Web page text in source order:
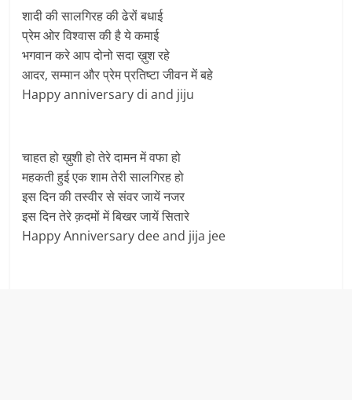
शादी की सालगिरह की ढेरों बधाई
प्रेम ओर विश्वास की है ये कमाई
भगवान करे आप दोनो सदा ख़ुश रहे
आदर, सम्मान और प्रेम प्रतिष्टा जीवन में बहे
Happy anniversary di and jiju
चाहत हो ख़ुशी हो तेरे दामन में वफा हो
महकती हुई एक शाम तेरी सालगिरह हो
इस दिन की तस्वीर से संवर जायें नजर
इस दिन तेरे क़दमों में बिखर जायें सितारे
Happy Anniversary dee and jija jee